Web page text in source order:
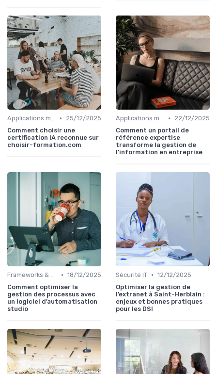
Applications métiers •
25/12/2025
Comment choisir une
certification IA reconnue sur
choisir-formation.com
Applications métiers •
22/12/2025
Comment un portail de
référence expertise
transforme la gestion de
l’information en entreprise
Frameworks & Outils • 18/12/2025
Comment optimiser la
gestion des processus avec
un logiciel d’automatisation
studio
Sécurité IT • 12/12/2025
Optimiser la gestion de
l’extranet à Saint-Herblain :
enjeux et bonnes pratiques
pour les DSI